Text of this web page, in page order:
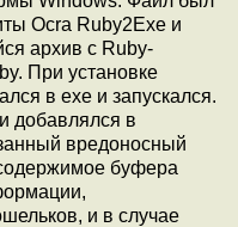
Ocra Ruby2Exe и
архив с Ruby-
При установке
в exe и запускался.
добавлялся в
вредоносный
буфера
и в случае